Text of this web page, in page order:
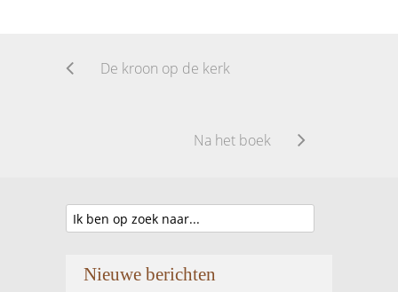
De kroon op de kerk
Na het boek
Nieuwe berichten